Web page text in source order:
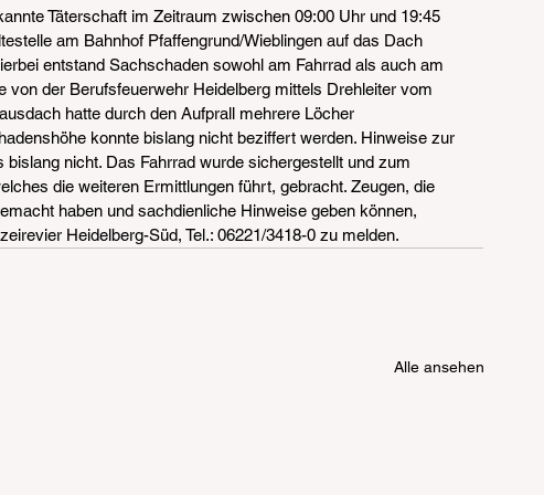
Täterschaft im Zeitraum zwischen 09:00 Uhr und 19:45
am Bahnhof Pfaffengrund/Wieblingen auf das Dach
entstand Sachschaden sowohl am Fahrrad als auch am
von der Berufsfeuerwehr Heidelberg mittels Drehleiter vom
hatte durch den Aufprall mehrere Löcher
konnte bislang nicht beziffert werden. Hinweise zur
bislang nicht. Das Fahrrad wurde sichergestellt und zum
die weiteren Ermittlungen führt, gebracht. Zeugen, die
haben und sachdienliche Hinweise geben können,
Heidelberg-Süd, Tel.: 06221/3418-0 zu melden.
Alle ansehen